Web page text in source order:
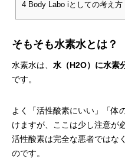
4 Body Labo iとしての考え方
そもそも水素水とは？
水素水は、 水（H2O）に水素
です。
よく「活性酸素にいい」「体
けますが、ここは少し注意が
活性酸素は完全な悪者ではな
のです。